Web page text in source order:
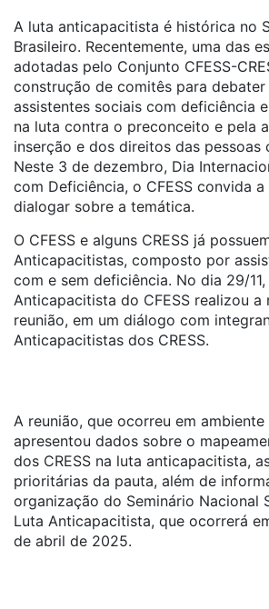
A luta anticapacitista é histórica no
Brasileiro. Recentemente, uma das
adotadas pelo Conjunto CFESS-
construção de comitês para
assistentes sociais com deficiência
na luta contra o preconceito e pela
inserção e dos direitos das pessoas
Neste 3 de dezembro, Dia
com Deficiência, o CFESS convida
dialogar sobre a temática.
O CFESS e alguns CRESS já
Anticapacitistas, composto por
com e sem deficiência. No dia 29/
Anticapacitista do CFESS realizou a
reunião, em um diálogo com
Anticapacitistas dos CRESS.
A reunião, que ocorreu em
apresentou dados sobre o
dos CRESS na luta anticapacitista,
prioritárias da pauta, além de
organização do Seminário Nacional
Luta Anticapacitista, que ocorrerá
de abril de 2025.